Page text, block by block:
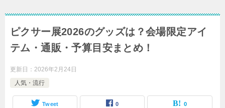
ピクサー展2026のグッズは？会場限定アイ
テム・通販・予算目安まとめ！
更新日： 2026年2月24日
人気・流行
Tweet 0 0